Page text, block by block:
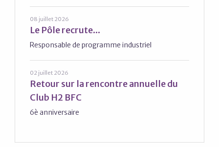
08 juillet 2026
Le Pôle recrute...
Responsable de programme industriel
02 juillet 2026
Retour sur la rencontre annuelle du
Club H2 BFC
6è anniversaire